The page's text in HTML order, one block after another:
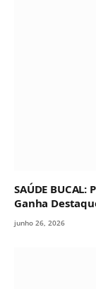
SAÚDE
Ganha
junho 26, 2026